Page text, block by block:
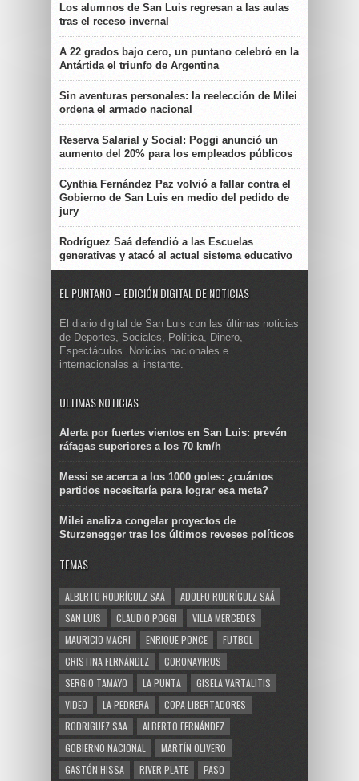
Los alumnos de San Luis regresan a las aulas
tras el receso invernal
A 22 grados bajo cero, un puntano celebró en la
Antártida el triunfo de Argentina
Sin aventuras personales: la reelección de Milei
ordena el armado nacional
Reserva Salarial y Social: Poggi anunció un
aumento del 20% para los empleados públicos
Cynthia Fernández Paz volvió a fallar contra el
Gobierno de San Luis en medio del pedido de
jury
Rodríguez Saá defendió a las Escuelas
generativas y atacó al actual sistema educativo
EL PUNTANO – EDICIÓN DIGITAL DE NOTICIAS
El diario digital de San Luis con las últimas noticias
de Deportes, Sociales, Política, Dinero,
Espectáculos. Noticias nacionales e
internacionales al instante.
ULTIMAS NOTICIAS
Alerta por fuertes vientos en San Luis: prevén
ráfagas superiores a los 70 km/h
Messi se acerca a los 1000 goles: ¿cuántos
partidos necesitaría para lograr esa meta?
Milei analiza congelar proyectos de
Sturzenegger tras los últimos reveses políticos
TEMAS
ALBERTO RODRÍGUEZ SAÁ
ADOLFO RODRÍGUEZ SAÁ
SAN LUIS
CLAUDIO POGGI
VILLA MERCEDES
MAURICIO MACRI
ENRIQUE PONCE
FUTBOL
CRISTINA FERNÁNDEZ
CORONAVIRUS
SERGIO TAMAYO
LA PUNTA
GISELA VARTALITIS
VIDEO
LA PEDRERA
COPA LIBERTADORES
RODRIGUEZ SAA
ALBERTO FERNÁNDEZ
GOBIERNO NACIONAL
MARTÍN OLIVERO
GASTÓN HISSA
RIVER PLATE PASO